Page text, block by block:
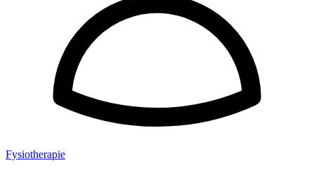
Fysiotherapie